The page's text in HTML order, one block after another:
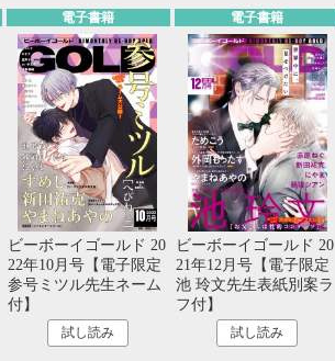
電子書籍
ビーボーイゴールド 20
22年10月号【電子限定
参号ミツル先生ネーム
付】
試し読み
電子書籍
ビーボーイゴールド 20
21年12月号【電子限定
池 玲文先生表紙別案ラ
フ付】
試し読み
18
19
25
26
11
12 13 14
18
19 20 21
25
26 27 28